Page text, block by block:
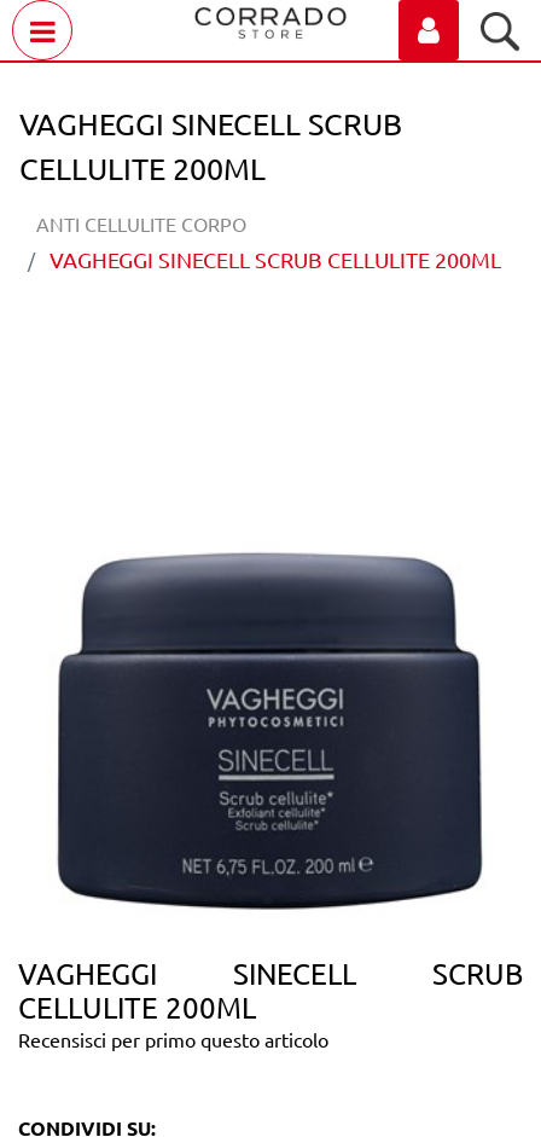
VAGHEGGI SINECELL SCRUB
CELLULITE 200ML
ANTI CELLULITE CORPO
VAGHEGGI SINECELL SCRUB CELLULITE 200ML
VAGHEGGI SINECELL SCRUB
CELLULITE 200ML
Recensisci per primo questo articolo
CONDIVIDI SU: